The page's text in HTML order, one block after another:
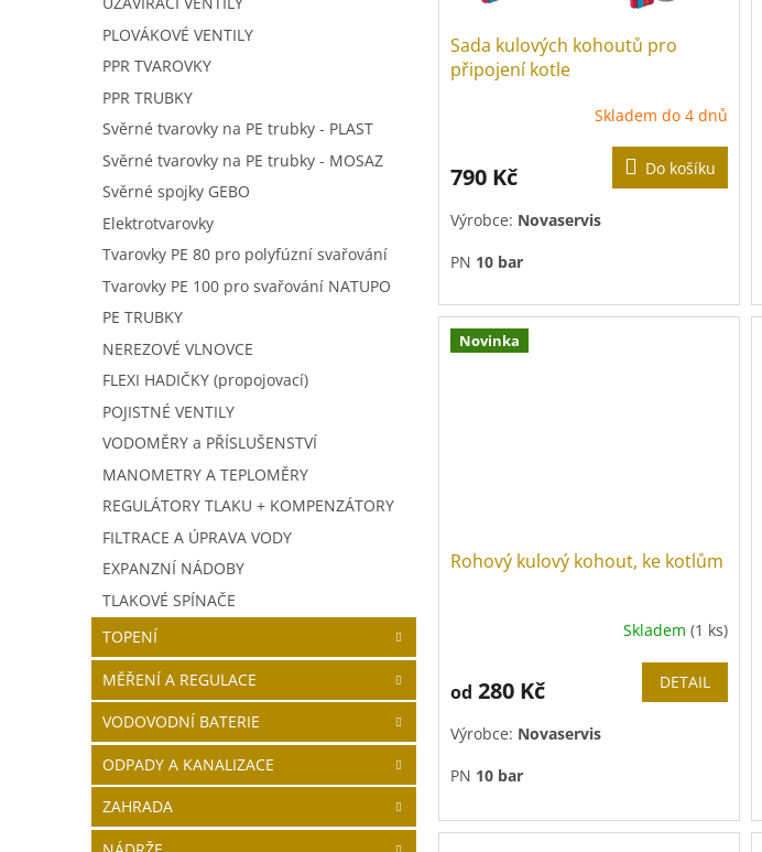
PLOVÁKOVÉ VENTILY
PPR TVAROVKY
PPR TRUBKY
Svěrné tvarovky na PE trubky - PLAST
Svěrné tvarovky na PE trubky - MOSAZ
Svěrné spojky GEBO
Elektrotvarovky
Tvarovky PE 80 pro polyfúzní svařování
Tvarovky PE 100 pro svařování NATUPO
PE TRUBKY
NEREZOVÉ VLNOVCE
FLEXI HADIČKY (propojovací)
POJISTNÉ VENTILY
VODOMĚRY a PŘÍSLUŠENSTVÍ
MANOMETRY A TEPLOMĚRY
REGULÁTORY TLAKU + KOMPENZÁTORY
FILTRACE A ÚPRAVA VODY
EXPANZNÍ NÁDOBY
TLAKOVÉ SPÍNAČE
TOPENÍ
MĚŘENÍ A REGULACE
VODOVODNÍ BATERIE
ODPADY A KANALIZACE
ZAHRADA
Sada kulových kohoutů pro
připojení kotle
Skladem do 4 dnů
790 Kč Do košíku
Výrobce: Novaservis
PN 10 bar
Novinka
Rohový kulový kohout, ke kotlům
Skladem(1 ks)
od 280 Kč DETAIL
Výrobce: Novaservis
PN 10 bar